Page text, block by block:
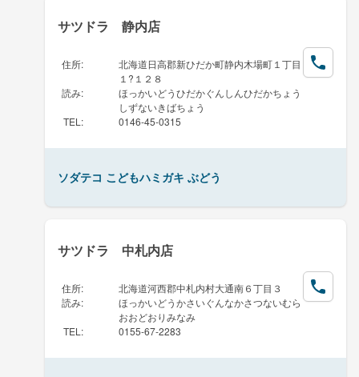
サツドラ 静内店
住所:
北海道日高郡新ひだか町静内木場町１丁目
１?１２８
読み:
ほっかいどうひだかぐんしんひだかちょう
しずないきばちょう
TEL : 0146-45-0315
ソダテコ こどもハミガキ ぶどう
サツドラ 中札内店
住所:
北海道河西郡中札内村大通南６丁目３
読み:
ほっかいどうかさいぐんなかさつないむら
おおどおりみなみ
TEL : 0155-67-2283